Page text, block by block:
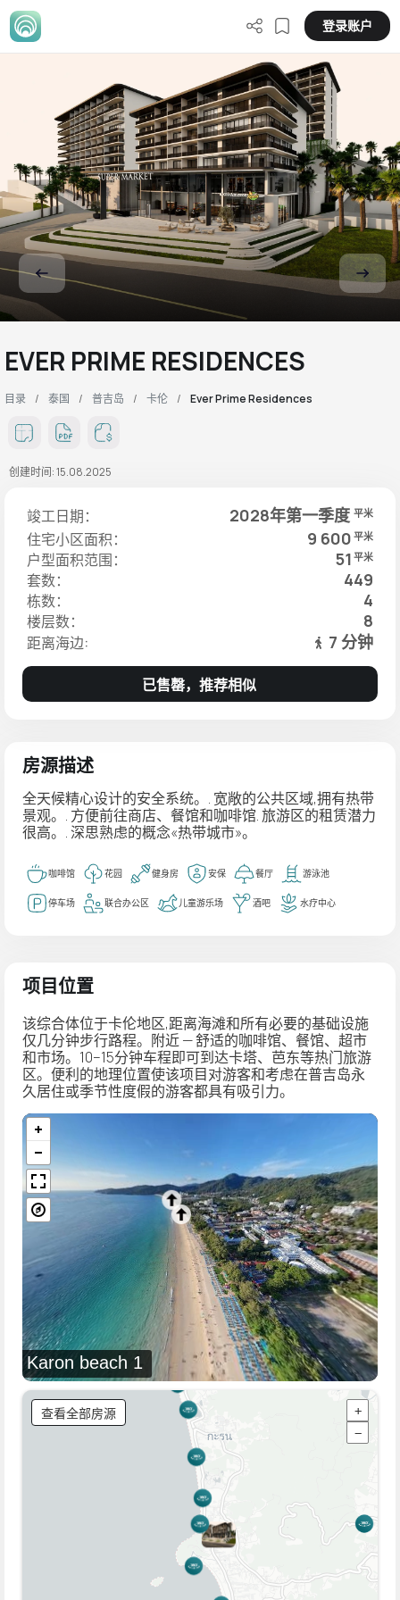
登录账户
EVER PRIME RESIDENCES
目录 泰国 普吉岛 卡伦 Ever Prime Residences
创建时间: 15.08.2025
房源描述
全天候精心设计的安全系统。. 宽敞的公共区域,拥有热带
景观。. 方便前往商店、餐馆和咖啡馆. 旅游区的租赁潜力
很高。. 深思熟虑的概念«热带城市»。
咖啡馆 花园 健身房 安保 餐厅 游泳池
停车场 联合办公区 儿童游乐场 酒吧 水疗中心
项目位置
该综合体位于卡伦地区,距离海滩和所有必要的基础设施
仅几分钟步行路程。附近 — 舒适的咖啡馆、餐馆、超市
和市场。10–15分钟车程即可到达卡塔、芭东等热门旅游
区。便利的地理位置使该项目对游客和考虑在普吉岛永
久居住或季节性度假的游客都具有吸引力。
Karon beach 1
查看全部房源
+
−
竣工日期： 2028年第一季度 平米
住宅小区面积： 9 600 平米
户型面积范围： 51 平米
套数： 449
栋数： 4
楼层数： 8
距离海边: 7 分钟
已售罄，推荐相似